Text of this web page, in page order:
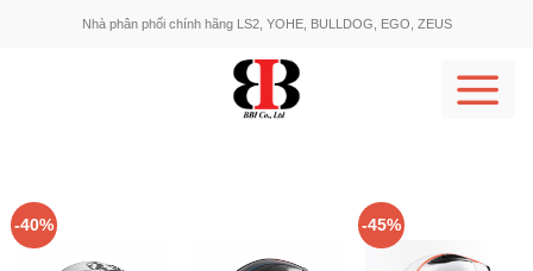
Nhà phân phối chính hãng LS2, YOHE, BULLDOG, EGO, ZEUS
-40% -45%